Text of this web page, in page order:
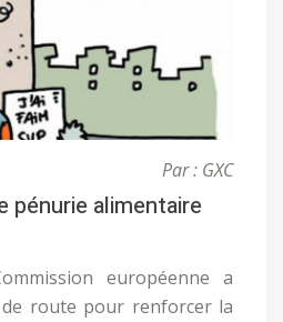
Par : GXC
pénurie alimentaire
européenne a
route pour renforcer la